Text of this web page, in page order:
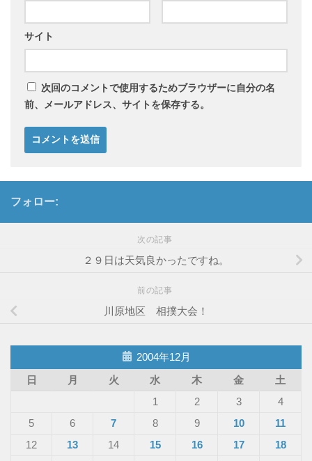
サイト
次回のコメントで使用するためブラウザーに自分の名
前、メールアドレス、サイトを保存する。
フォロー:
次の記事
２９日は天気良かったですね。
前の記事
川原地区 相撲大会！
2004年12月
日
月 火 水 木 金
土
1
2 3
4
5
6 7 8 9 10
11
12
13 14 15 16 17
18